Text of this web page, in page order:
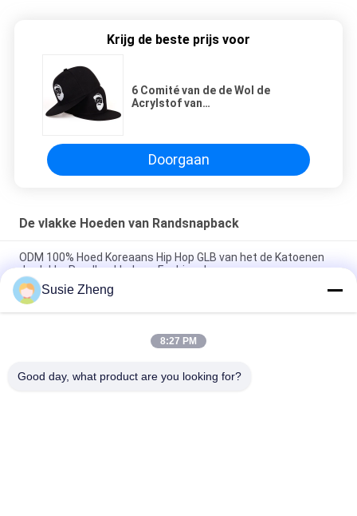
Krijg de beste prijs voor
6 Comité van de de Wol de
Acrylstof van
Doorgaan
De vlakke Hoeden van Randsnapback
ODM 100% Hoed Koreaans Hip Hop GLB van het de Katoenen
de vlakke Randhonkbal van Fashional
De katoenen Vlakke 3D Geborduurde Snapback Hoeden van Bill
Gorras voor Mensen
Customized Design black embroidery national flag special
Susie Zheng
8:27 PM
Good day, what product are you looking for?